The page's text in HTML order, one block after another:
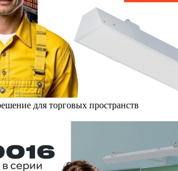
для торговых пространств